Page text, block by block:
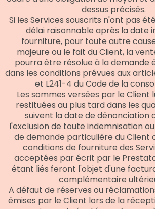
dessus précisés.
Si les Services souscrits n'ont pas
délai raisonnable après la date
fourniture, pour toute autre
majeure ou le fait du Client, la
pourra être résolue à la demande
dans les conditions prévues aux
et L241-4 du Code de la
Les sommes versées par le Client
restituées au plus tard dans les
suivent la date de dénonciation
l'exclusion de toute indemnisation
de demande particulière du Client
conditions de fourniture des
acceptées par écrit par le
étant liés feront l'objet d'une
complémentaire
A défaut de réserves ou
émises par le Client lors de la